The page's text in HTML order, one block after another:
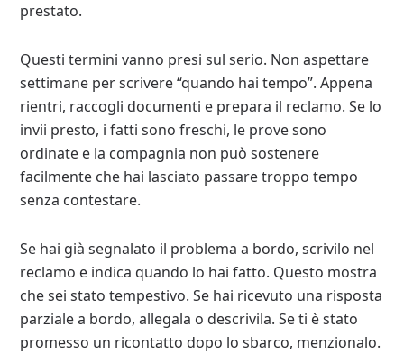
prestato.
Questi termini vanno presi sul serio. Non aspettare
settimane per scrivere “quando hai tempo”. Appena
rientri, raccogli documenti e prepara il reclamo. Se lo
invii presto, i fatti sono freschi, le prove sono
ordinate e la compagnia non può sostenere
facilmente che hai lasciato passare troppo tempo
senza contestare.
Se hai già segnalato il problema a bordo, scrivilo nel
reclamo e indica quando lo hai fatto. Questo mostra
che sei stato tempestivo. Se hai ricevuto una risposta
parziale a bordo, allegala o descrivila. Se ti è stato
promesso un ricontatto dopo lo sbarco, menzionalo.